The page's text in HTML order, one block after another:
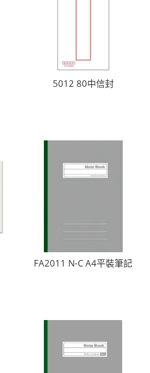
5012 80中信封
FA2011 N-C A4平裝筆記